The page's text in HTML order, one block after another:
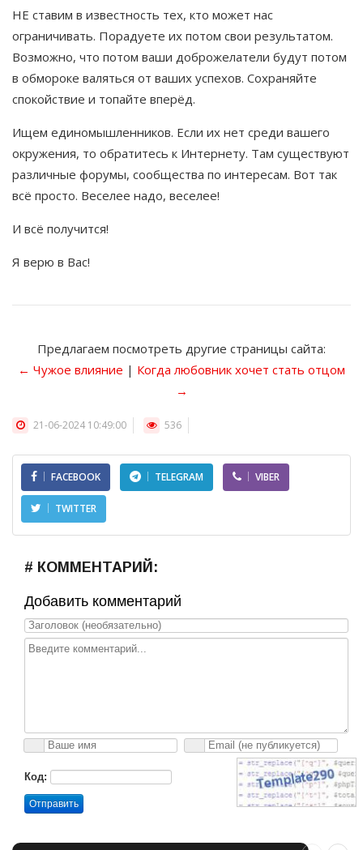
НЕ ставим в известность тех, кто может нас
ограничивать. Порадуете их потом свои результатом.
Возможно, что потом ваши доброжелатели будут потом
в обмороке валяться от ваших успехов. Сохраняйте
спокойствие и топайте вперёд.
Ищем единомышленников. Если их нет среди вашего
окружения, то обратитесь к Интернету. Там существуют
различные форумы, сообщества по интересам. Вот так
всё просто. Веселее надо, веселее!
И всё получится!
Я верю в Вас!
Предлагаем посмотреть другие страницы сайта:
← Чужое влияние | Когда любовник хочет стать отцом
→
21-06-2024 10:49:00 536
FACEBOOK TELEGRAM VIBER
TWITTER
# КОММЕНТАРИЙ:
Добавить комментарий
Код:
Отправить